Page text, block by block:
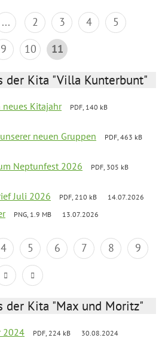
... 2 3 4
5
9 10 11
der Kita "Villa Kunterbunt"
neues Kitajahr
PDF, 140 kB
neuen Gruppen
PDF, 463 kB
Neptunfest 2026
PDF, 305 kB
Juli 2026 PDF, 210 kB 14.07.2026
PNG, 1.9 MB 13.07.2026
4 5 6 7 8
9
der Kita "Max und Moritz"
2024 PDF, 224 kB 30.08.2024